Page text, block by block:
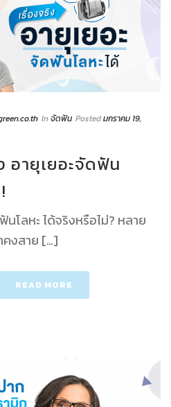
Inจัดฟัน Postedมกราคม 19,
อายุเยอะจัดฟัน
นโลหะ ได้จริงหรือไม่? หลาย
คงสาย […]
READ MORE